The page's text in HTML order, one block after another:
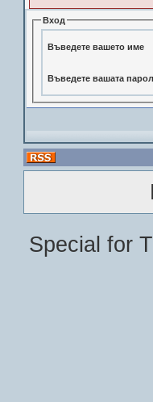
Вход
Въведете вашето име
Въведете вашата
Special for